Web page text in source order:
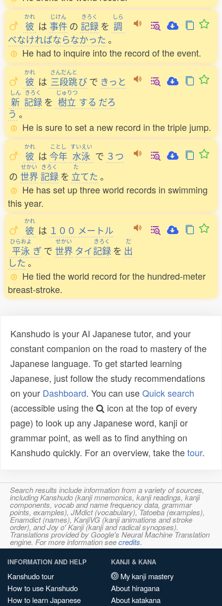
かれ
彼 は
じけん
事件 の
きろく
記録 を
しら
調
べなければならなかった。
He had to inquire into the record of the event.
かれ
彼 は
さんだんと
三段跳びで きっと
しん
新
きろく
記録 を
じゅりつ
樹立 する だろ
う 。
He is sure to set a new record in the triple jump.
かれ
彼 は
ことし
今年
すいえい
水泳 で ３つ
の
せかい
世界
きろく
記録 を
た
立てた。
He has set up three world records in swimming
this year.
かれ
彼 は １００ メートル
ひらおよ
平泳 ぎ で
せかい
世界 タイ
きろく
記録 を
だ
出
した。
He tied the world record for the hundred-meter
breast-stroke.
Kanshudo is your AI Japanese tutor, and your
constant companion on the road to mastery of the
Japanese language. To get started learning
Japanese, just follow the study recommendations
on your Dashboard. You can useQuick search
(accessible using the
icon at the top of every
page) to look up any Japanese word, kanji or
grammar point, as well as to find anything on
Kanshudo quickly. For an overview, take thetour.
Search results include information from a variety of sources,
including Kanshudo (kanji mnemonics, kanji readings, kanji
components, vocab and name frequency data, grammar
points, examples), JMdict (vocabulary), Tatoeba (examples),
Enamdict (names), KanjiVG (kanji animations and stroke
order), and Joy o' Kanji (kanji and radical synopses).
Translations provided by Google's Neural Machine Translation
engine. For more information seecredits.
INFORMATION AND HELP
Kanshudo tour
How to use Kanshudo
How to learn Japanese
KANJI & KANA
My kanji mastery
About hiragana
About katakana